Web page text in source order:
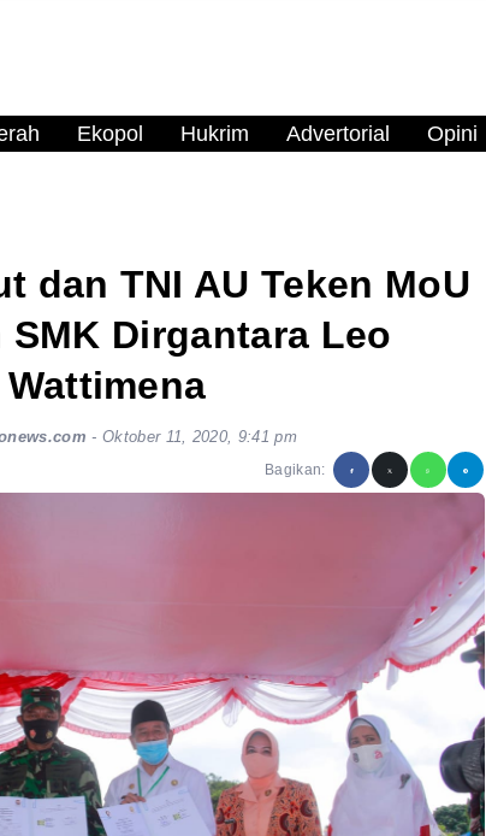
Ekopol Hukrim Advertorial Opini
dan TNI AU Teken MoU
SMK Dirgantara Leo
Wattimena
-Oktober 11, 2020, 9:41 pm
Bagikan: